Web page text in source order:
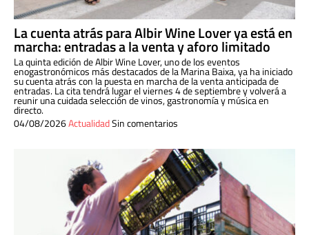
La cuenta atrás para Albir Wine Lover ya está en
marcha: entradas a la venta y aforo limitado
La quinta edición de Albir Wine Lover, uno de los eventos
enogastronómicos más destacados de la Marina Baixa, ya ha iniciado
su cuenta atrás con la puesta en marcha de la venta anticipada de
entradas. La cita tendrá lugar el viernes 4 de septiembre y volverá a
reunir una cuidada selección de vinos, gastronomía y música en
directo.
04/08/2026ActualidadSin comentarios